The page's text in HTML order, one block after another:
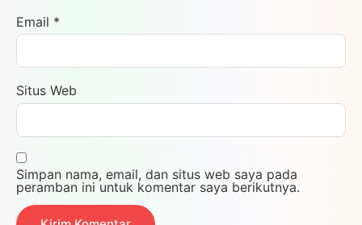
Email *
Situs Web
Simpan nama, email, dan situs web saya pada
peramban ini untuk komentar saya berikutnya.